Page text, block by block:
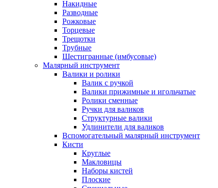
Накидные
Разводные
Рожковые
Торцевые
Трещотки
Трубные
Шестигранные (имбусовые)
Малярный инструмент
Валики и ролики
Валик с ручкой
Валики прижимные и игольчатые
Ролики сменные
Ручки для валиков
Структурные валики
Удлинители для валиков
Вспомогательный малярный инструмент
Кисти
Круглые
Макловицы
Наборы кистей
Плоские